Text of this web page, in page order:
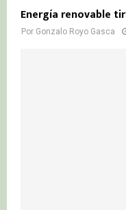
Energía renovable
Por Gonzalo Royo Gasca